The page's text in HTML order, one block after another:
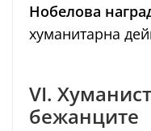
Нобелова
хуманитарна
VI.
бежанците